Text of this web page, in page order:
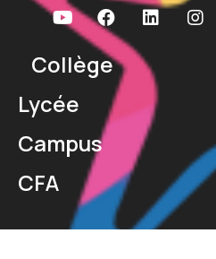
Collège
Lycée
Campus
CFA